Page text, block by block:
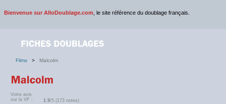
Bienvenue sur AlloDoublage.com , le site référence du doublage français.
Films > Malcolm
Votre avis
sur la VF :
1.9/5 (173 notes)